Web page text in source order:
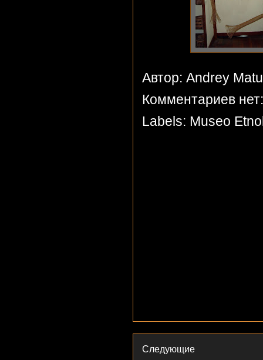
Автор: Andrey
Комментариев
Labels: Museo
Следующие